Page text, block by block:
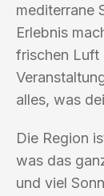
mediterrane
Erlebnis
frischen Luft
alles, was
Die Region
was das
und viel